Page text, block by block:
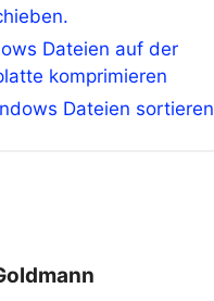
Dateien auf der
komprimieren
Dateien sortieren